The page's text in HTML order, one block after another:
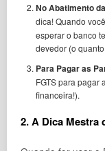
No Abatimento
dica! Quando
esperar o banco
devedor (o
Para Pagar as
FGTS para pagar
financeira!).
2. A Dica Mestra